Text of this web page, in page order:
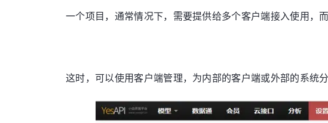
一个项目，通常情况下，需要提供给多个客户端接入使用，
这时，可以使用客户端管理，为内部的客户端或外部的系统